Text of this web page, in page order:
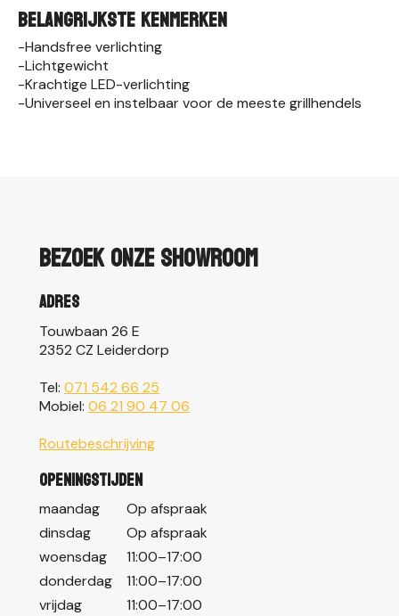
BELANGRIJKSTE KENMERKEN
-Handsfree verlichting
-Lichtgewicht
-Krachtige LED-verlichting
-Universeel en instelbaar voor de meeste grillhendels
Bezoek onze showroom
Adres
Touwbaan 26 E
2352 CZ Leiderdorp
Tel: 071 542 66 25
Mobiel: 06 21 90 47 06
Routebeschrijving
Openingstijden
maandag
Op afspraak
dinsdag
Op afspraak
woensdag
11:00–17:00
donderdag
11:00–17:00
vrijdag
11:00–17:00